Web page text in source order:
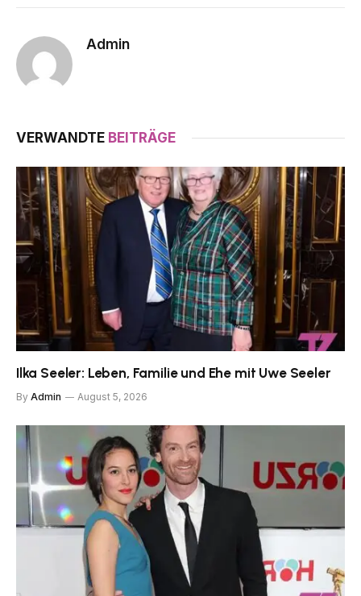
Admin
VERWANDTE BEITRÄGE
Ilka Seeler: Leben, Familie und Ehe mit Uwe Seeler
By Admin August 5, 2026